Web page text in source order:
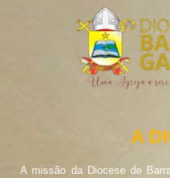
A
A missão da Diocese de